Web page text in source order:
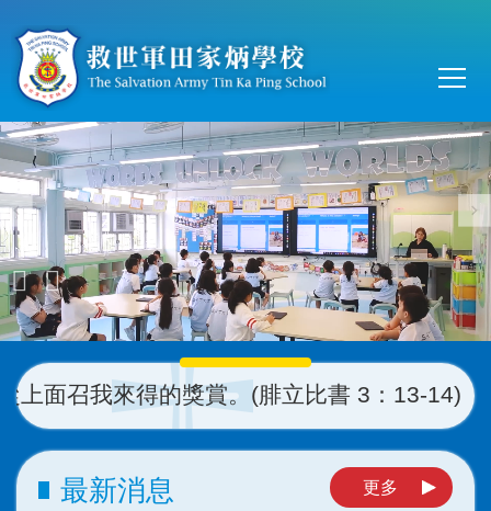
Main
召我來得的獎賞。(腓立比書 3：13-14)
最新消息 更多